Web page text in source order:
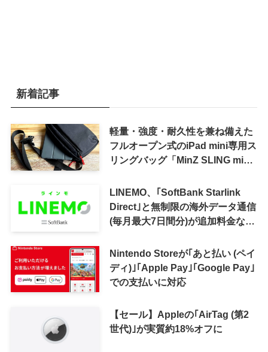
新着記事
軽量・強度・耐久性を兼ね備えた
フルオープン式のiPad mini専用ス
リングバッグ「MinZ SLING mini
LINEMO、｢SoftBank Starlink
Direct｣と無制限の海外データ通信
(毎月最大7日間分)が追加料金なし
Nintendo Storeが｢あと払い (ペイ
ディ)｣｢Apple Pay｣｢Google Pay｣
での支払いに対応
【セール】Appleの｢AirTag (第2
世代)｣が実質約18%オフに